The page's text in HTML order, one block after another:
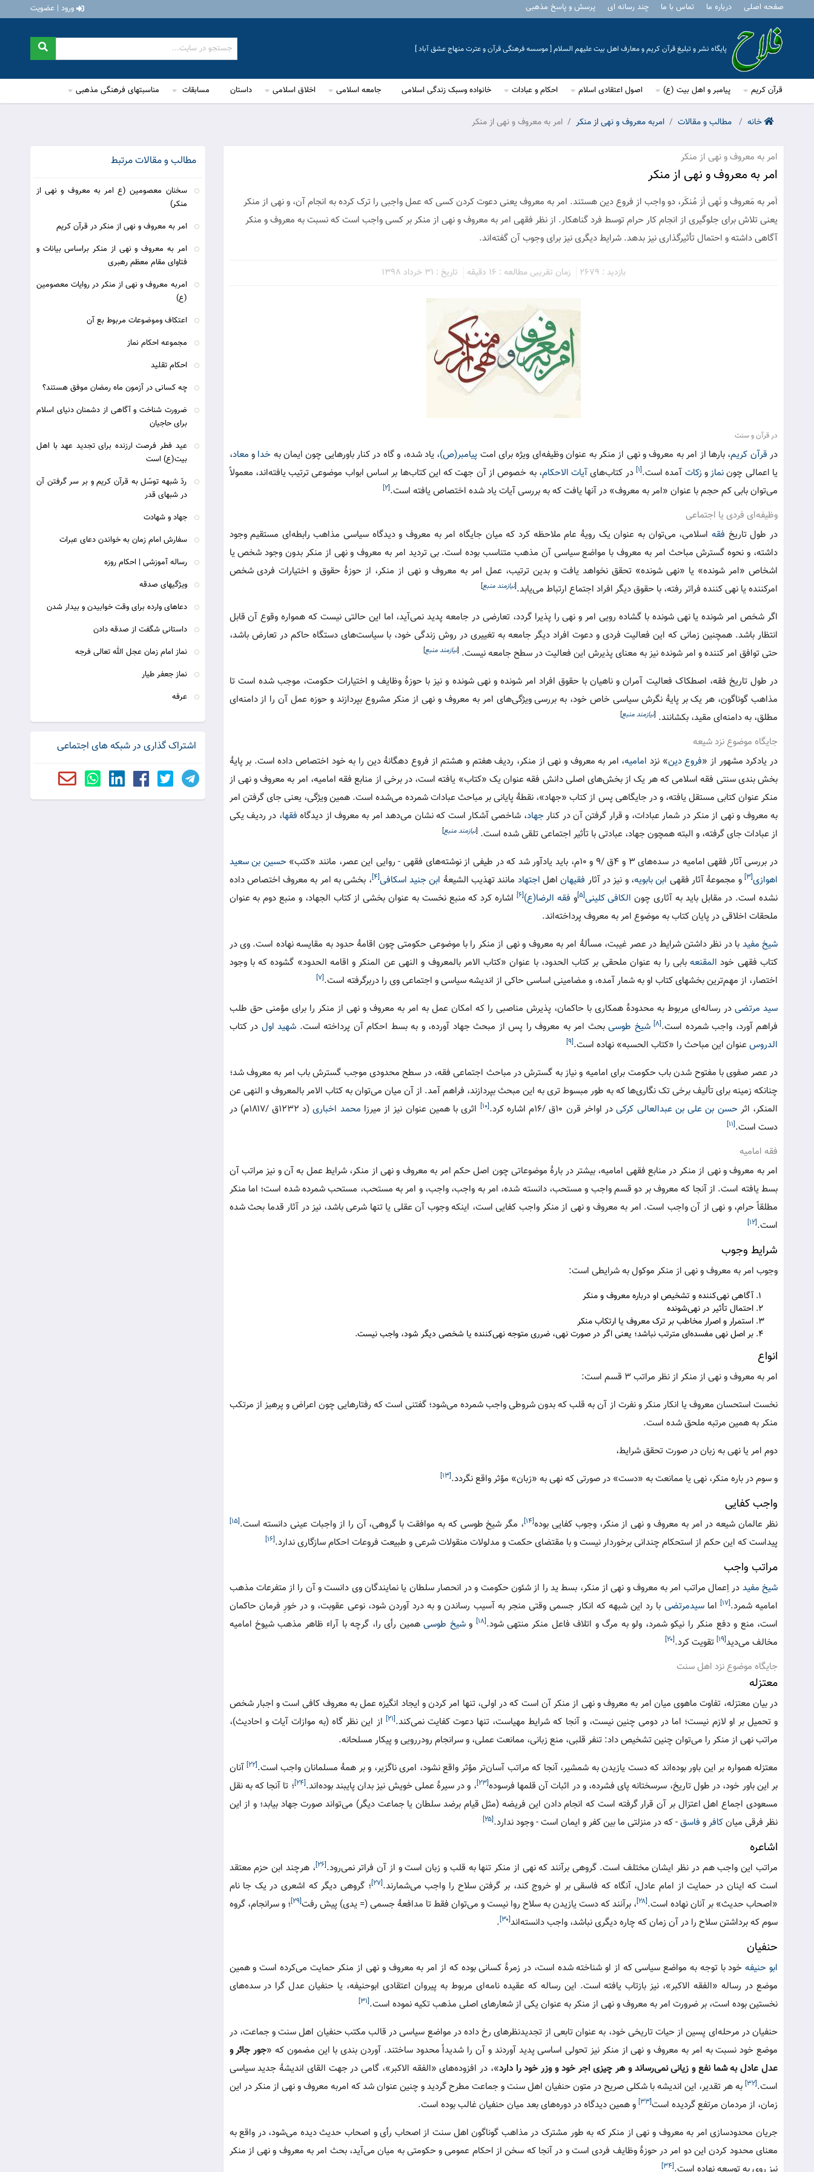
صفحه اصلی درباره ما تماس با ما چند رسانه ای پرسش و پاسخ مذهبی ورود | عضویت
پایگاه نشر و تبلیغ قرآن کریم و معارف اهل بیت علیهم السلام [ موسسه فرهنگی قرآن و عترت منهاج عشق آباد ]
قرآن کریم پیامبر و اهل بیت (ع) اصول اعتقادی اسلام احکام و عبادات خانواده وسبک زندگی اسلامی جامعه اسلامی اخلاق اسلامی داستان مسابقات مناسبتهای فرهنگی مذهبی
خانه مطالب و مقالات امربه معروف و نهی از منکر امر به معروف و نهی از منکر
امر به معروف و نهی از منکر
امر به معروف و نهی از منکر
اَمر به مَعروف و نَهی اَز مُنکَر، دو واجب از فروع دین هستند. امر به معروف یعنی دعوت کردن کسی که عمل واجبی را ترک کرده به انجام آن، و نهی از منکر
یعنی تلاش برای جلوگیری از انجام کار حرام توسط فرد گناهکار. از نظر فقهی امر به معروف و نهی از منکر بر کسی واجب است که نسبت به معروف و منکر
آگاهی داشته و احتمال تأثیرگذاری نیز بدهد. شرایط دیگری نیز برای وجوب آن گفته‌اند.
بازدید : 2679 زمان تقریبی مطالعه : 16 دقیقه تاریخ : 31 خرداد 1398
در قرآن و سنت
در قرآن کریم، بارها از امر به معروف و نهی از منکر به عنوان وظیفه‌ای ویژه برای امت پیامبر(ص)، یاد شده، و گاه در کنار باورهایی چون ایمان به خدا و معاد،
یا اعمالی چوننمازو زکات آمده است.[۱] در کتاب‌هایآیات الاحکام، به خصوص از آن جهت که این کتاب‌ها بر اساس ابواب موضوعی ترتیب یافته‌اند، معمولاً
می‌توان بابی کم حجم با عنوان «امر به معروف» در آنها یافت که به بررسی آیات یاد شده اختصاص یافته است.[۲]
وظیفه‌ای فردی یا اجتماعی
در طول تاریخ فقهاسلامی، می‌توان به عنوان یک رویۀ عام ملاحظه کرد که میان جایگاه امر به معروف و دیدگاه سیاسی مذاهب رابطه‌ای مستقیم وجود
داشته، و نحوه گسترش مباحث امر به معروف با مواضع سیاسی آن مذهب متناسب بوده است. بی تردید امر به معروف و نهی از منکر بدون وجود شخص یا
اشخاص «امر شونده» یا «نهی شونده» تحقق نخواهد یافت و بدین ترتیب، عمل امر به معروف و نهی از منکر، از حوزۀ حقوق و اختیارات فردی شخص
امرکننده یا نهی کننده فراتر رفته، با حقوق دیگر افراد اجتماع ارتباط می‌یابد.[نیازمند منبع]
اگر شخص امر شونده یا نهی شونده با گشاده رویی امر و نهی را پذیرا گردد، تعارضی در جامعه پدید نمی‌آید، اما این حالتی نیست که همواره وقوع آن قابل
انتظار باشد. همچنین زمانی که این فعالیت فردی و دعوت افراد دیگر جامعه به تغییری در روش زندگی خود، با سیاست‌های دستگاه حاکم در تعارض باشد،
حتی توافق امر کننده و امر شونده نیز به معنای پذیرش این فعالیت در سطح جامعه نیست. [نیازمند منبع]
در طول تاریخ فقه، اصطکاک فعالیت آمران و ناهیان با حقوق افراد امر شونده و نهی شونده و نیز با حوزۀ وظایف و اختیارات حکومت، موجب شده است تا
مذاهب گوناگون، هر یک بر پایۀ نگرش سیاسی خاص خود، به بررسی ویژگی‌های امر به معروف و نهی از منکر مشروع بپردازند و حوزه عمل آن را از دامنه‌ای
مطلق، به دامنه‌ای مقید، بکشانند. [نیازمند منبع]
جایگاه موضوع نزد شیعه
در یادکرد مشهور از «فروع دین» نزد امامیه، امر به معروف و نهی از منکر، ردیف هفتم و هشتم از فروع دهگانۀ دین را به خود اختصاص داده است. بر پایۀ
بخش بندی سنتی فقه اسلامی که هر یک از بخش‌های اصلی دانش فقه عنوان یک «کتاب» یافته است، در برخی از منابع فقه امامیه، امر به معروف و نهی از
منکر عنوان کتابی مستقل یافته، و در جایگاهی پس از کتاب «جهاد»، نقطۀ پایانی بر مباحث عبادات شمرده می‌شده است. همین ویژگی، یعنی جای گرفتن امر
به معروف و نهی از منکر در شمار عبادات، و قرار گرفتن آن در کنارجهاد، شاخصی آشکار است که نشان می‌دهد امر به معروف از دیدگاه فقها، در ردیف یکی
از عبادات جای گرفته، و البته همچون جهاد، عبادتی با تأثیر اجتماعی تلقی شده است. [نیازمند منبع]
در بررسی آثار فقهی امامیه در سده‌های ۳ و ۴ق /۹ و ۱۰م، باید یادآور شد که در طیفی از نوشته‌های فقهی - روایی این عصر، مانند «کتب»
حسین بن سعید
اهوازی[۳] و مجموعۀ آثار فقهی ابن بابویه، و نیز در آثار فقیهاناهل اجتهاد مانند تهذیب الشیعۀ ابن جنید اسکافی[۴]
، بخشی به امر به معروف اختصاص داده
نشده است. در مقابل باید به آثاری چون الکافی کلینی[۵] و فقه الرضا(ع)[۶]
اشاره کرد که منبع نخست به عنوان بخشی از کتاب الجهاد، و منبع دوم به عنوان
ملحقات اخلاقی در پایان کتاب به موضوع امر به معروف پرداخته‌اند.
شیخ مفید با در نظر داشتن شرایط در عصر غیبت، مسألۀ امر به معروف و نهی از منکر را با موضوعی حکومتی چون اقامۀ حدود به مقایسه نهاده است. وی در
کتاب فقهی خود المقنعهبابی را به عنوان ملحقی بر کتاب الحدود، با عنوان «کتاب الامر بالمعروف و النهی عن المنکر و اقامه الحدود» گشوده که با وجود
اختصار، از مهم‌ترین بخشهای کتاب او به شمار آمده، و مضامینی اساسی حاکی از اندیشه سیاسی و اجتماعی وی را دربرگرفته است.[۷]
سید مرتضی در رساله‌ای مربوط به محدودۀ همکاری با حاکمان، پذیرش مناصبی را که امکان عمل به امر به معروف و نهی از منکر را برای مؤمنی حق طلب
فراهم آورد، واجب شمرده است.[۸] شیخ طوسی بحث امر به معروف را پس از مبحث جهاد آورده، و به بسط احکام آن پرداخته است. شهید اول در کتاب
الدروس عنوان این مباحث را «کتاب الحسبه» نهاده است.[۹]
در عصر صفوی با مفتوح شدن باب حکومت برای امامیه و نیاز به گسترش در مباحث اجتماعی فقه، در سطح محدودی موجب گسترش باب امر به معروف شد؛
چنانکه زمینه برای تألیف برخی تک نگاری‌ها که به طور مبسوط تری به این مبحث بپردازند، فراهم آمد. از آن میان می‌توان به کتاب الامر بالمعروف و النهی عن
المنکر، اثرحسن بن علی بن عبدالعالی کرکیدر اواخر قرن ۱۰ق /۱۶م اشاره کرد. [۱۰] اثری با همین عنوان نیز از میرزا محمد اخباری
(د ۱۲۳۲ق /۱۸۱۷م) در
دست است.[۱۱]
فقه امامیه
امر به معروف و نهی از منکر در منابع فقهی امامیه، بیشتر در بارۀ موضوعاتی چون اصل حکم امر به معروف و نهی از منکر، شرایط عمل به آن و نیز مراتب آن
بسط یافته است. از آنجا که معروف بر دو قسم واجب و مستحب، دانسته شده، امر به واجب، واجب، و امر به مستحب، مستحب شمرده شده است؛ اما منکر
مطلقاً حرام، و نهی از آن واجب است. امر به معروف و نهی از منکر واجب کفایی است، اینکه وجوب آن عقلی یا تنها شرعی باشد، نیز در آثار قدما بحث شده
است.[۱۲]
شرایط وجوب
وجوب امر به معروف و نهی از منکر موکول به شرایطی است:
آگاهی نهی‌کننده و تشخیص او درباره معروف و منکر
احتمال تأثیر در نهی‌شونده
استمرار و اصرار مخاطب بر ترک معروف یا ارتکاب منکر
بر اصل نهی مفسده‌ای مترتب نباشد؛ یعنی اگر در صورت نهی، ضرری متوجه نهی‌کننده یا شخصی دیگر شود، واجب نیست.
انواع
امر به معروف و نهی از منکر از نظر مراتب ۳ قسم است:
نخست استحسان معروف یا انکار منکر و نفرت از آن به قلب که بدون شروطی واجب شمرده می‌شود؛ گفتنی است که رفتارهایی چون اعراض و پرهیز از مرتکب
منکر به همین مرتبه ملحق شده است.
دوم امر یا نهی به زبان در صورت تحقق شرایط،
و سوم در باره منکر، نهی یا ممانعت به «دست» در صورتی که نهی به «زبان» مؤثر واقع نگردد.[۱۳]
واجب کفایی
نظر عالمان شیعه در امر به معروف و نهی از منکر، وجوب کفایی بوده[۱۴] ، مگر شیخ طوسی که به موافقت با گروهی، آن را از واجبات عینی دانسته است.[۱۵]
پیداست که این حکم از استحکام چندانی برخوردار نیست و با مقتضای حکمت و مدلولات منقولات شرعی و طبیعت فروعات احکام سازگاری ندارد.[۱۶]
مراتب واجب
شیخ مفید در اِعمال مراتب امر به معروف و نهی از منکر، بسط ید را از شئون حکومت و در انحصار سلطان یا نمایندگان وی دانست و آن را از متفرعات مذهب
امامیه شمرد.[۱۷] اماسیدمرتضی با رد این شبهه که انکار جسمی وقتی منجر به آسیب رساندن و به درد آوردن شود، نوعی عقوبت، و در خورِ فرمان حاکمان
است، منع و دفع منکر را نیکو شمرد، ولو به مرگ و اتلاف فاعل منکر منتهی شود.[۱۸] وشیخ طوسیهمین رأی را، گرچه با آراء ظاهر مذهب شیوخ امامیه
مخالف می‌دید[۱۹] تقویت کرد.[۲۰]
جایگاه موضوع نزد اهل سنت
معتزله
در بیان معتزله، تفاوت ماهوی میان امر به معروف و نهی از منکر آن است که در اولی، تنها امر کردن و ایجاد انگیزه عمل به معروف کافی است و اجبار شخص
و تحمیل بر او لازم نیست؛ اما در دومی چنین نیست، و آنجا که شرایط مهیاست، تنها دعوت کفایت نمی‌کند.[۲۱]
از این نظر گاه (به موازات آیات و احادیث)،
مراتب نهی از منکر را می‌توان چنین تشخیص داد: تنفر قلبی، منع زبانی، ممانعت عملی، و سرانجام رودررویی و پیکار مسلحانه.
معتزله همواره بر این باور بوده‌اند که دست یازیدن به شمشیر، آنجا که مراتب آسان‌تر مؤثر واقع نشود، امری ناگزیر، و بر همۀ مسلمانان واجب است.[۲۲]
آنان
بر این باور خود، در طول تاریخ، سرسختانه پای فشرده، و در اثبات آن قلمها فرسوده[۲۳] ، و در سیرۀ عملی خویش نیز بدان پایبند بوده‌اند.[۲۴]
؛ تا آنجا که به نقل
مسعودی اجماع اهل اعتزال بر آن قرار گرفته است که انجام دادن این فریضه (مثل قیام برضد سلطان یا جماعت دیگر) می‌تواند صورت جهاد بیابد؛ و از این
نظر فرقی میانکافرو فاسق- که در منزلتی ما بین کفر و ایمان است - وجود ندارد.[۲۵]
اشاعره
مراتب این واجب هم در نظر ایشان مختلف است. گروهی برآنند که نهی از منکر تنها به قلب و زبان است و از آن فراتر نمی‌رود.[۲۶]
، هرچند ابن حزم معتقد
است که اینان در حمایت از امام عادل، آنگاه که فاسقی بر او خروج کند، بر گرفتن سلاح را واجب می‌شمارند.[۲۷]
؛ گروهی دیگر که اشعری در یک جا نام
«اصحاب حدیث» بر آنان نهاده است.[۲۸] ، برآنند که دست یازیدن به سلاح روا نیست و می‌توان فقط تا مدافعۀ جسمی (= یدی) پیش رفت[۲۹]
؛ و سرانجام، گروه
سوم که برداشتن سلاح را در آن زمان که چاره دیگری نباشد، واجب دانسته‌اند[۳۰] .
حنفیان
ابو حنیفهخود با توجه به مواضع سیاسی که از او شناخته شده است، در زمرۀ کسانی بوده که از امر به معروف و نهی از منکر حمایت می‌کرده است و همین
موضع در رساله «الفقه الاکبر»، نیز بازتاب یافته است. این رساله که عقیده نامه‌ای مربوط به پیروان اعتقادی ابوحنیفه، یا حنفیان عدل گرا در سده‌های
نخستین بوده است، بر ضرورت امر به معروف و نهی از منکر به عنوان یکی از شعارهای اصلی مذهب تکیه نموده است.[۳۱]
حنفیان در مرحله‌ای پسین از حیات تاریخی خود، به عنوان تابعی از تجدیدنظرهای رخ داده در مواضع سیاسی در قالب مکتب حنفیان اهل سنت و جماعت، در
موضع خود نسبت به امر به معروف و نهی از منکر نیز تحولی اساسی پدید آوردند و آن را شدیداً محدود ساختند. آوردن بندی با این مضمون که «جور جائر و
عدل عادل به شما نفع و زیانی نمی‌رساند و هر چیزی اجر خود و وزر خود را دارد»، در افزوده‌های «الفقه الاکبر»، گامی در جهت القای اندیشۀ جدید سیاسی
است.[۳۲]
به هر تقدیر، این اندیشه با شکلی صریح در متون حنفیان اهل سنت و جماعت مطرح گردید و چنین عنوان شد که امربه معروف و نهی از منکر در این
زمان، از مردمان مرتفع گردیده است[۳۳]
و همین دیدگاه در دوره‌های بعد میان حنفیان غالب بوده است.
جریان محدودسازی امر به معروف و نهی از منکر که به طور مشترک در مذاهب گوناگون اهل سنت از اصحاب رأی و اصحاب حدیث دیده می‌شود، در واقع به
معنای محدود کردن این دو امر در حوزۀ وظایف فردی است و در آنجا که سخن از احکام عمومی و حکومتی به میان می‌آید، بحث امر به معروف و نهی از منکر
[۳۴]
مطالب و مقالات مرتبط
سخنان معصومین (ع امر به معروف و نهی از
منکر)
امر به معروف و نهی از منکر در قرآن کریم
امر به معروف و نهی از منکر براساس بیانات و
فتاوای مقام معظم رهبری
امربه معروف و نهی از منکر در روایات معصومین
(ع)
اعتکاف وموضوعات مربوط بع آن
مجموعه احکام نماز
احکام تقلید
چه کسانی در آزمون ماه رمضان موفق هستند؟
ضرورت شناخت و آگاهی از دشمنان دنیای اسلام
برای حاجیان
عيد فطر فرصت ارزنده برای تجديد عهد با اهل
بيت(ع) است
ردّ شبهه توسّل به قرآن کریم و بر سر گرفتن آن
در شبهای قدر
جهاد و شهادت
سفارش امام زمان به خواندن دعای عبرات
رساله آموزشی | احکام روزه
ویژگیهای صدقه
دعاهای وارده برای وقت خوابیدن و بیدار شدن
داستانی شگفت از صدقه دادن
نماز امام زمان عجل الله تعالی فرجه
نماز جعفر طیار
عرفه
اشتراک گذاری در شبکه های اجتماعی